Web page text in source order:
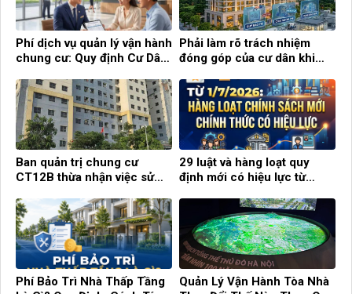
Phí dịch vụ quản lý vận hành
chung cư: Quy định Cư Dân
Phải làm rõ trách nhiệm
đóng góp của cư dân khi
Ban quản trị chung cư
CT12B thừa nhận việc sử
29 luật và hàng loạt quy
định mới có hiệu lực từ
Phí Bảo Trì Nhà Thấp Tầng
Quản Lý Vận Hành Tòa Nhà